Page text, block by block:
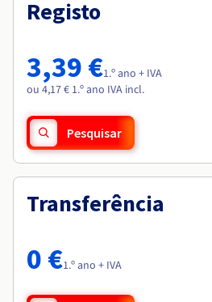
Preços
Roadmap & Changelog
Observabilidade
Roadmap & Changelog
Roadmap & Changelog
Roadmap & Changelog
Roadmap & Changelog
Registo
3,39 €1.º ano + IVA
ou 4,17 € 1.º ano IVA incl.
Pesquisar
Transferência
0 €1.º ano + IVA